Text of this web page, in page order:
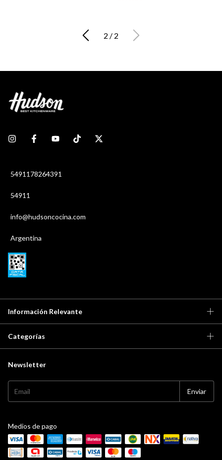
2 / 2
5491178264391
54911
info@hudsoncocina.com
Argentina
Información Relevante
Categorías
Newsletter
Medios de pago